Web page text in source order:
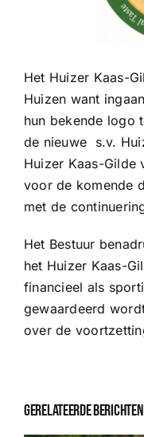
Het Huizer Kaas-
Huizen want
hun bekende logo
de nieuwe s.v.
Huizer Kaas-Gilde
voor de komende
met de
Het Bestuur
het Huizer Kaas-
financieel als
gewaardeerd
over de
Gerelateerde berichten